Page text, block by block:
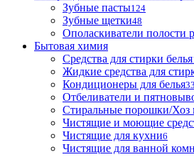
Зубные пасты124
Зубные щетки48
Ополаскиватели полости
Бытовая химия
Средства для стирки белья
Жидкие средства для
Кондиционеры для белья33
Отбеливатели и
Стиральные порошки/Хоз
Чистящие и моющие
Чистящие для кухни6
Чистящие для ванной